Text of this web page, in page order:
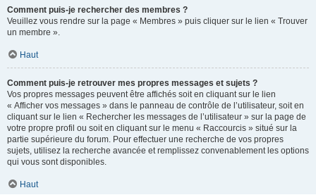
Comment puis-je rechercher des membres ?
Veuillez vous rendre sur la page « Membres » puis cliquer sur le lien « Trouver
un membre ».
Haut
Comment puis-je retrouver mes propres messages et sujets ?
Vos propres messages peuvent être affichés soit en cliquant sur le lien
« Afficher vos messages » dans le panneau de contrôle de l’utilisateur, soit en
cliquant sur le lien « Rechercher les messages de l’utilisateur » sur la page de
votre propre profil ou soit en cliquant sur le menu « Raccourcis » situé sur la
partie supérieure du forum. Pour effectuer une recherche de vos propres
sujets, utilisez la recherche avancée et remplissez convenablement les options
qui vous sont disponibles.
Haut